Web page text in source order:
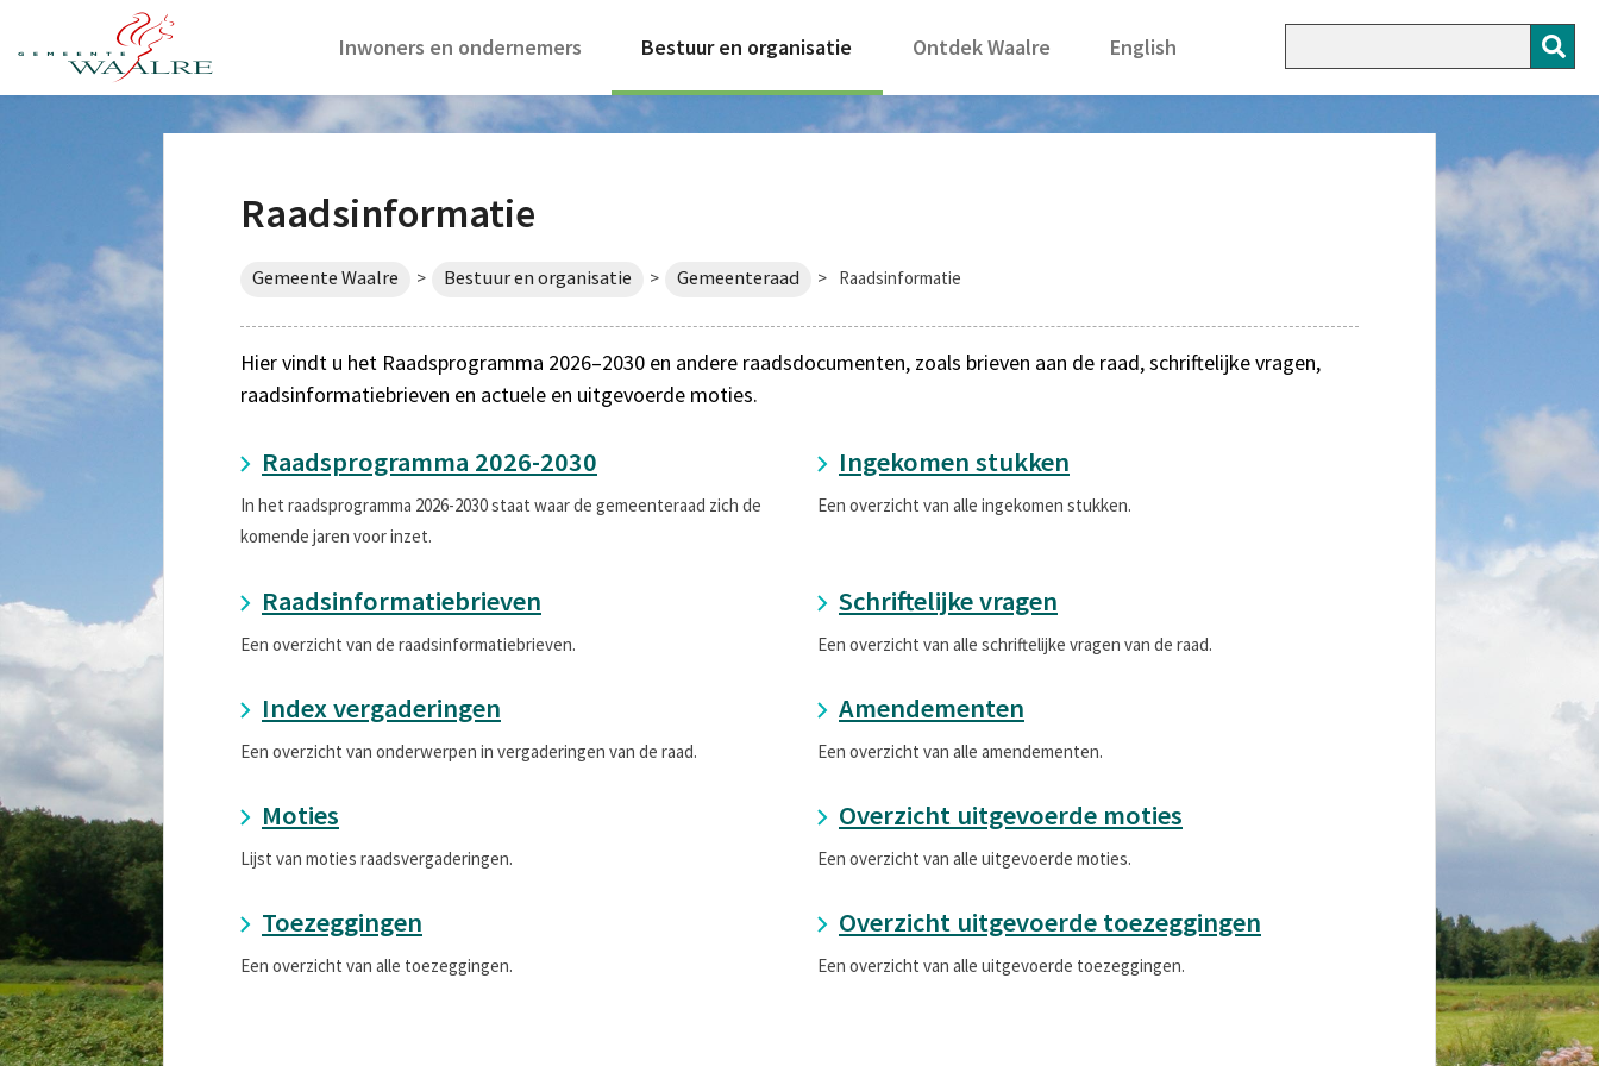
Inwoners en ondernemers Bestuur en organisatie Ontdek Waalre English
Raadsinformatie
Gemeente Waalre > Bestuur en organisatie > Gemeenteraad > Raadsinformatie
Hier vindt u het Raadsprogramma 2026–2030 en andere raadsdocumenten, zoals brieven aan de raad, schriftelijke vragen,
raadsinformatiebrieven en actuele en uitgevoerde moties.
Raadsprogramma 2026-2030
In het raadsprogramma 2026-2030 staat waar de gemeenteraad zich de
komende jaren voor inzet.
Ingekomen stukken
Een overzicht van alle ingekomen stukken.
Raadsinformatiebrieven
Een overzicht van de raadsinformatiebrieven.
Schriftelijke vragen
Een overzicht van alle schriftelijke vragen van de raad.
Index vergaderingen
Een overzicht van onderwerpen in vergaderingen van de raad.
Amendementen
Een overzicht van alle amendementen.
Moties
Lijst van moties raadsvergaderingen.
Overzicht uitgevoerde moties
Een overzicht van alle uitgevoerde moties.
Toezeggingen
Een overzicht van alle toezeggingen.
Overzicht uitgevoerde toezeggingen
Een overzicht van alle uitgevoerde toezeggingen.